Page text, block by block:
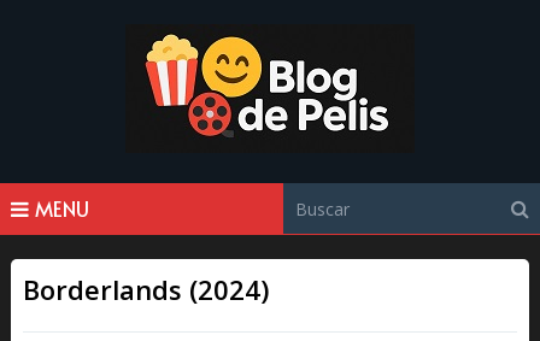
MENU
Borderlands (2024)